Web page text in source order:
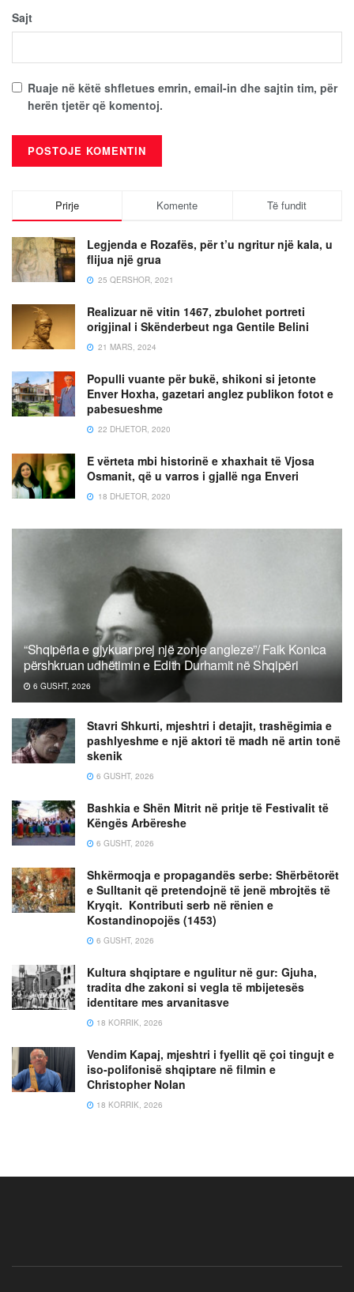
Sajt
Ruaje në këtë shfletues emrin, email-in dhe sajtin tim, për
herën tjetër që komentoj.
Prirje Komente Të fundit
Legjenda e Rozafës, për t’u ngritur një kala, u
flijua një grua
25 QERSHOR, 2021
Realizuar në vitin 1467, zbulohet portreti
origjinal i Skënderbeut nga Gentile Belini
21 MARS, 2024
Populli vuante për bukë, shikoni si jetonte
Enver Hoxha, gazetari anglez publikon fotot e
pabesueshme
22 DHJETOR, 2020
E vërteta mbi historinë e xhaxhait të Vjosa
Osmanit, që u varros i gjallë nga Enveri
18 DHJETOR, 2020
“Shqipëria e gjykuar prej një zonje angleze”/ Faik Konica
përshkruan udhëtimin e Edith Durhamit në Shqipëri
6 GUSHT, 2026
Stavri Shkurti, mjeshtri i detajit, trashëgimia e
pashlyeshme e një aktori të madh në artin tonë
skenik
6 GUSHT, 2026
Bashkia e Shën Mitrit në pritje të Festivalit të
Këngës Arbëreshe
6 GUSHT, 2026
Shkërmoqja e propagandës serbe: Shërbëtorët
e Sulltanit që pretendojnë të jenë mbrojtës të
Kryqit. Kontributi serb në rënien e
Kostandinopojës (1453)
6 GUSHT, 2026
Kultura shqiptare e ngulitur në gur: Gjuha,
tradita dhe zakoni si vegla të mbijetesës
identitare mes arvanitasve
18 KORRIK, 2026
Vendim Kapaj, mjeshtri i fyellit që çoi tingujt e
iso-polifonisë shqiptare në filmin e
Christopher Nolan
18 KORRIK, 2026